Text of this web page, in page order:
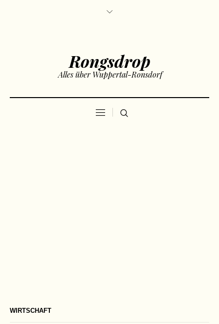
Rongsdrop
Alles über Wuppertal-Ronsdorf
WIRTSCHAFT